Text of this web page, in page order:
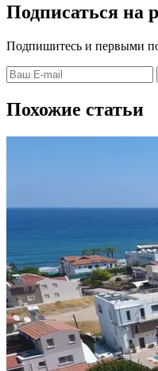
Подписаться на
Подпишитесь и первыми
Похожие статьи